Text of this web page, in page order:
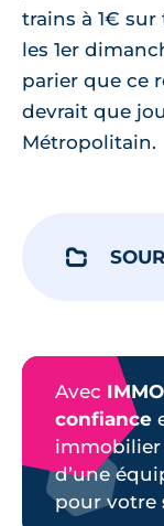
trains à 1€ sur
les 1er
parier que ce
devrait que
Métropolitain.
Avec
confiance
immobilier
d’une
pour votre